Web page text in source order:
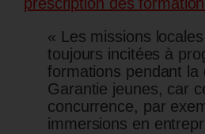
« Les missions
toujours incitées à
formations pendant la
Garantie jeunes, car
concurrence, par
immersions en